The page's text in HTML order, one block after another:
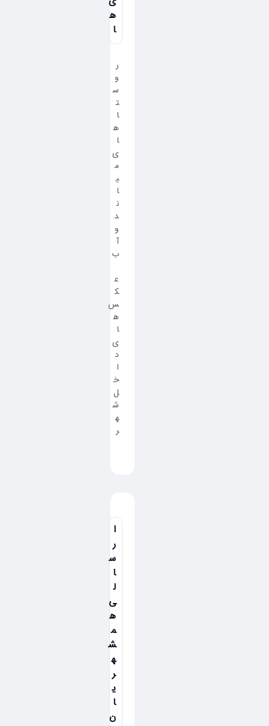
ه
ا
ر
و
س
ت
ا
ه
ا
ی
م
ی
ا
ن
د
و
آ
ب
ع
ک
س
ه
ا
ی
د
ا
خ
ل
ش
ه
ر
ا
ر
س
ا
ل
ی
ه
م
ش
ه
ر
ی
ا
ن